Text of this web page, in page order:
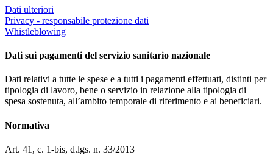
Dati ulteriori
Privacy - responsabile protezione dati
Whistleblowing
Dati sui pagamenti del servizio sanitario nazionale
Dati relativi a tutte le spese e a tutti i pagamenti effettuati, distinti per
tipologia di lavoro, bene o servizio in relazione alla tipologia di
spesa sostenuta, all’ambito temporale di riferimento e ai beneficiari.
Normativa
Art. 41, c. 1-bis, d.lgs. n. 33/2013